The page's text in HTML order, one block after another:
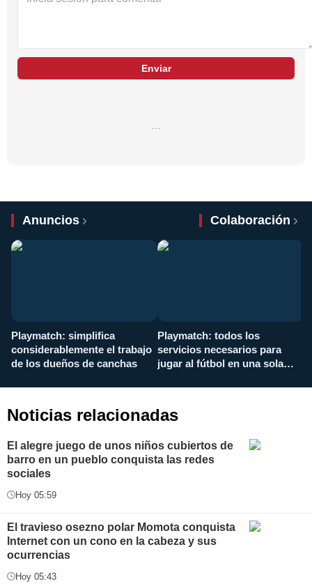
Enviar
Anuncios Colaboración
Playmatch: simplifica
considerablemente el trabajo
de los dueños de canchas
Playmatch: todos los
servicios necesarios para
jugar al fútbol en una sola
Noticias relacionadas
El alegre juego de unos niños cubiertos de
barro en un pueblo conquista las redes
sociales
Hoy 05:59
El travieso osezno polar Momota conquista
Internet con un cono en la cabeza y sus
ocurrencias
Hoy 05:43